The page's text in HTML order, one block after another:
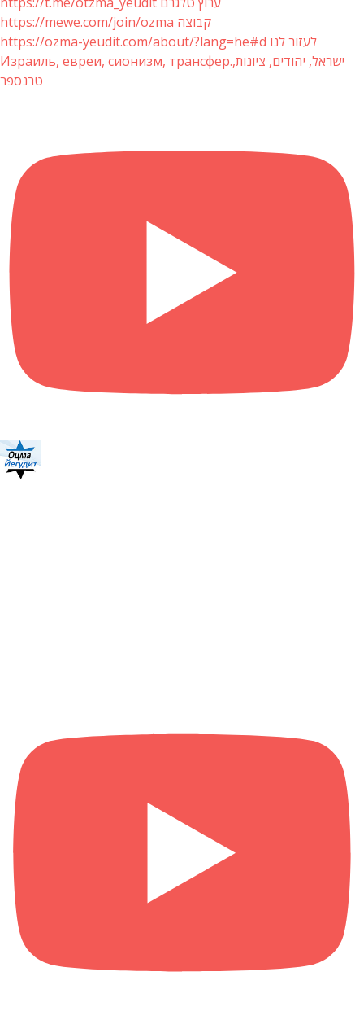
https://mewe.com/join/ozma קבוצה
https://ozma-yeudit.com/about/?lang=he#d לעזור לנו
Израиль, евреи, сионизм, трансфер.ישראל, יהודים, ציונות,
טרנספר